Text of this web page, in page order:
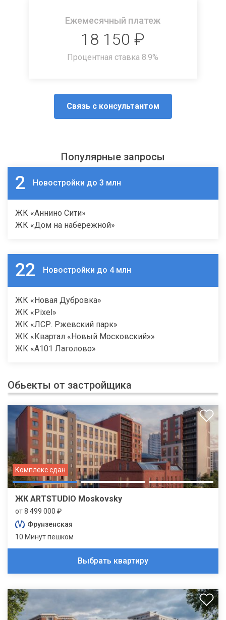
Ежемесячный платеж
18 150 ₽
Процентная ставка 8.9%
Связь с консультантом
Популярные запросы
2 Новостройки до 3 млн
ЖК «Аннино Сити»
ЖК «Дом на набережной»
22 Новостройки до 4 млн
ЖК «Новая Дубровка»
ЖК «Pixel»
ЖК «ЛСР. Ржевский парк»
ЖК «Квартал «Новый Московский»»
ЖК «А101 Лаголово»
Обьекты от застройщика
Комплекс сдан
ЖК ARTSTUDIO Moskovsky
от 8 499 000 ₽
Фрунзенская
10 Минут пешком
Выбрать квартиру